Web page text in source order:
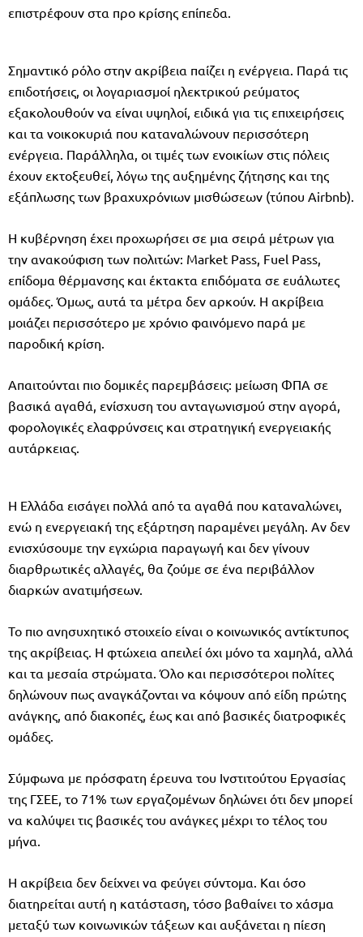
επιστρέφουν στα προ κρίσης επίπεδα.
Σημαντικό ρόλο στην ακρίβεια παίζει η ενέργεια. Παρά τις
επιδοτήσεις, οι λογαριασμοί ηλεκτρικού ρεύματος
εξακολουθούν να είναι υψηλοί, ειδικά για τις επιχειρήσεις
και τα νοικοκυριά που καταναλώνουν περισσότερη
ενέργεια. Παράλληλα, οι τιμές των ενοικίων στις πόλεις
έχουν εκτοξευθεί, λόγω της αυξημένης ζήτησης και της
εξάπλωσης των βραχυχρόνιων μισθώσεων (τύπου Airbnb).
Η κυβέρνηση έχει προχωρήσει σε μια σειρά μέτρων για
την ανακούφιση των πολιτών: Market Pass, Fuel Pass,
επίδομα θέρμανσης και έκτακτα επιδόματα σε ευάλωτες
ομάδες. Όμως, αυτά τα μέτρα δεν αρκούν. Η ακρίβεια
μοιάζει περισσότερο με χρόνιο φαινόμενο παρά με
παροδική κρίση.
Απαιτούνται πιο δομικές παρεμβάσεις: μείωση ΦΠΑ σε
βασικά αγαθά, ενίσχυση του ανταγωνισμού στην αγορά,
φορολογικές ελαφρύνσεις και στρατηγική ενεργειακής
αυτάρκειας.
Η Ελλάδα εισάγει πολλά από τα αγαθά που καταναλώνει,
ενώ η ενεργειακή της εξάρτηση παραμένει μεγάλη. Αν δεν
ενισχύσουμε την εγχώρια παραγωγή και δεν γίνουν
διαρθρωτικές αλλαγές, θα ζούμε σε ένα περιβάλλον
διαρκών ανατιμήσεων.
Το πιο ανησυχητικό στοιχείο είναι ο κοινωνικός αντίκτυπος
της ακρίβειας. Η φτώχεια απειλεί όχι μόνο τα χαμηλά, αλλά
και τα μεσαία στρώματα. Όλο και περισσότεροι πολίτες
δηλώνουν πως αναγκάζονται να κόψουν από είδη πρώτης
ανάγκης, από διακοπές, έως και από βασικές διατροφικές
ομάδες.
Σύμφωνα με πρόσφατη έρευνα του Ινστιτούτου Εργασίας
της ΓΣΕΕ, το 71% των εργαζομένων δηλώνει ότι δεν μπορεί
να καλύψει τις βασικές του ανάγκες μέχρι το τέλος του
μήνα.
Η ακρίβεια δεν δείχνει να φεύγει σύντομα. Και όσο
διατηρείται αυτή η κατάσταση, τόσο βαθαίνει το χάσμα
μεταξύ των κοινωνικών τάξεων και αυξάνεται η πίεση